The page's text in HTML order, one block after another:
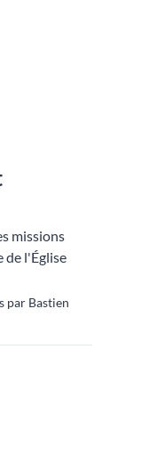
missions
de l'Église
par Bastien